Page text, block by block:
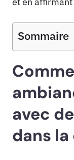
Sommaire
avec
dans